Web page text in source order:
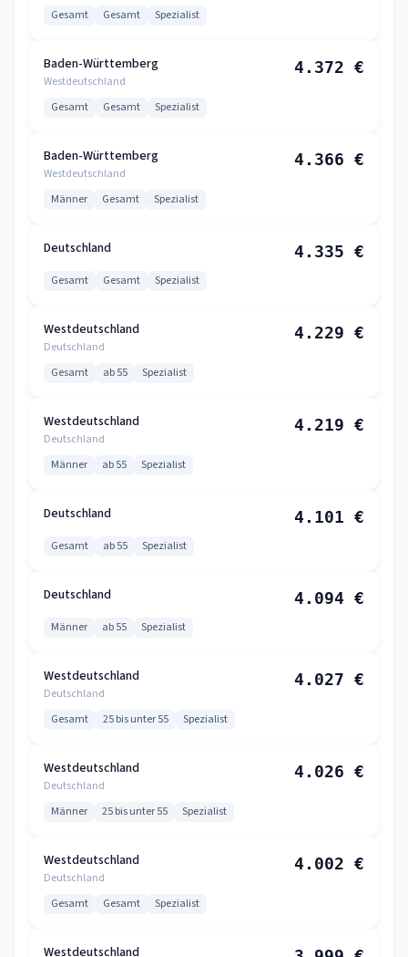
Gesamt Gesamt Spezialist
Baden-Württemberg
Westdeutschland
4.372 €
Gesamt Gesamt Spezialist
Baden-Württemberg
Westdeutschland
4.366 €
Männer Gesamt Spezialist
Deutschland 4.335 €
Gesamt Gesamt Spezialist
Westdeutschland
Deutschland
4.229 €
Gesamt ab 55 Spezialist
Westdeutschland
Deutschland
4.219 €
Männer ab 55 Spezialist
Deutschland 4.101 €
Gesamt ab 55 Spezialist
Deutschland 4.094 €
Männer ab 55 Spezialist
Westdeutschland
Deutschland
4.027 €
Gesamt 25 bis unter 55 Spezialist
Westdeutschland
Deutschland
4.026 €
Männer 25 bis unter 55 Spezialist
Westdeutschland
Deutschland
4.002 €
Gesamt Gesamt Spezialist
Westdeutschland